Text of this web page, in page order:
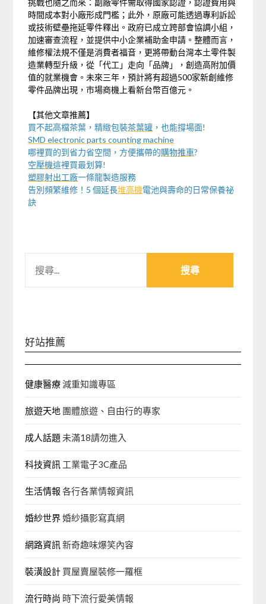
挑戰也隨之而來：副廠零件需取得國家認證，認證費用與
時間成本對小廠形成門檻；此外，原廠可能透過專利訴訟
或技術壁壘拖延零件釋出。政府已成立跨部會協調小組，
加速審查流程，並提供中小企業補助金申請。整體而言，
維修權法規不僅是消費者福音，更將帶動台灣本土零件製
造業轉型升級，從「代工」走向「品牌」，創造高附加價
值的就業機會。未來三年，預計將有超過500家新創維修
零件品牌出現，市場商機上看新台幣百億元。
【其他文章推薦】
買不起高檔茶葉，精緻包裝茶葉罐 ，也能撐場面!
SMD electronic parts counting machine
哪裡買的到省力省空間，方便攜帶的購物推車?
空壓機這裡買最划算!
塑膠射出工廠一條龍製造服務
告別頻繁維修！5 個延長堆高機電池與壽命的日常保養祕
訣
關
好站推薦
健康醫療減重知識專區
旅遊天地 團體旅遊、自由行的專家‎
成人話題 未滿18請勿進入
科技資訊 工業電子3C產品
生活情報 各行各業情報資訊
婚紗世界婚紗攝影寫真網
網路資訊 新奇趣味爆笑內容
裝潢設計 買屋賣屋裝修一羅框
流行時尚 時下流行愛美情報